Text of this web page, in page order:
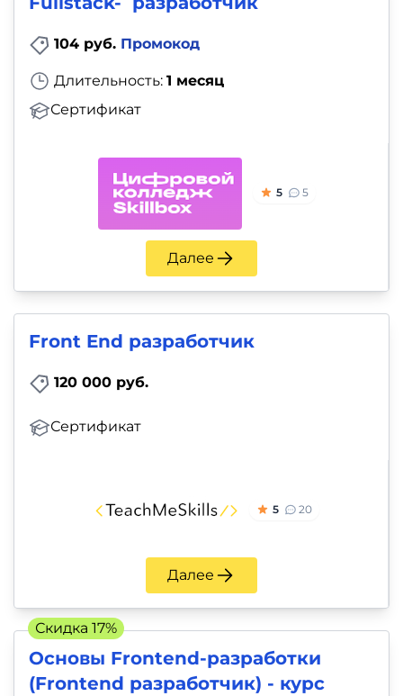
104 руб. Промокод
Длительность: 1 месяц
Сертификат
5 5
Далее
Front End разработчик
120 000 руб.
Сертификат
5 20
Далее
Основы Frontend-разработки
(Frontend разработчик) - курс
Скидка 17%